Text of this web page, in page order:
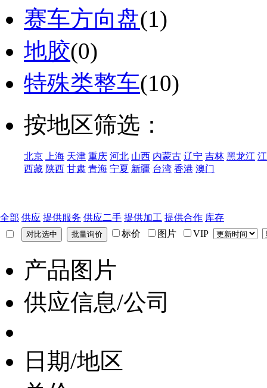
赛车方向盘(1)
地胶(0)
特殊类整车(10)
按地区筛选：
北京 上海 天津 重庆 河北 山西 内蒙古 辽宁 吉林 黑龙江
西藏 陕西 甘肃 青海 宁夏 新疆 台湾 香港 澳门
全部 供应 提供服务 供应二手 提供加工 提供合作 库存
标价
图片 VIP
产品图片
供应信息/公司
日期/地区